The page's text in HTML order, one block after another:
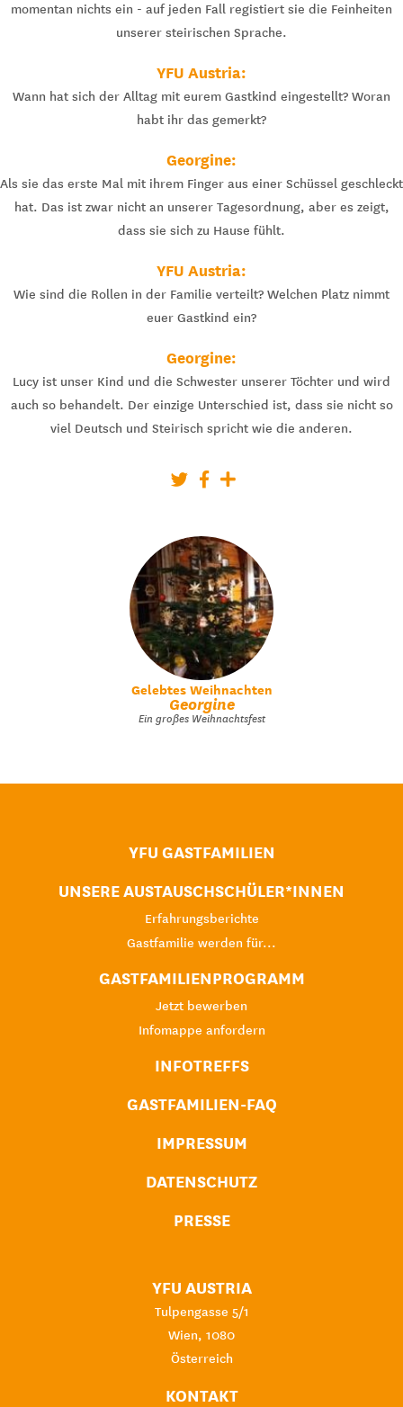
momentan nichts ein - auf jeden Fall registiert sie die Feinheiten
unserer steirischen Sprache.
YFU Austria:
Wann hat sich der Alltag mit eurem Gastkind eingestellt? Woran
habt ihr das gemerkt?
Georgine:
Als sie das erste Mal mit ihrem Finger aus einer Schüssel geschleckt
hat. Das ist zwar nicht an unserer Tagesordnung, aber es zeigt,
dass sie sich zu Hause fühlt.
YFU Austria:
Wie sind die Rollen in der Familie verteilt? Welchen Platz nimmt
euer Gastkind ein?
Georgine:
Lucy ist unser Kind und die Schwester unserer Töchter und wird
auch so behandelt. Der einzige Unterschied ist, dass sie nicht so
viel Deutsch und Steirisch spricht wie die anderen.
Gelebtes Weihnachten
Georgine
Ein großes Weihnachtsfest
YFU GASTFAMILIEN
UNSERE AUSTAUSCHSCHÜLER*INNEN
Erfahrungsberichte
Gastfamilie werden für...
GASTFAMILIENPROGRAMM
Jetzt bewerben
Infomappe anfordern
INFOTREFFS
GASTFAMILIEN-FAQ
IMPRESSUM
DATENSCHUTZ
PRESSE
YFU AUSTRIA
Tulpengasse 5/1
Wien, 1080
Österreich
KONTAKT